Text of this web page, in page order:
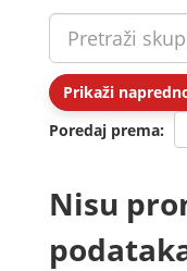
Prikaži
Poredaj prema
Nisu